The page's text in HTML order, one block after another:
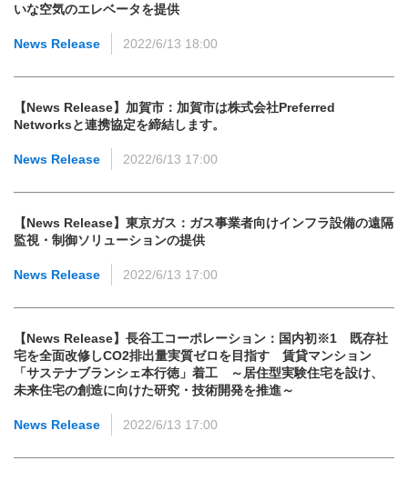
いな空気のエレベータを提供
News Release 2022/6/13 18:00
【News Release】加賀市：加賀市は株式会社Preferred
Networksと連携協定を締結します。
News Release 2022/6/13 17:00
【News Release】東京ガス：ガス事業者向けインフラ設備の遠隔
監視・制御ソリューションの提供
News Release 2022/6/13 17:00
【News Release】長谷工コーポレーション：国内初※1 既存社
宅を全面改修しCO2排出量実質ゼロを目指す 賃貸マンション
「サステナブランシェ本行徳」着工 ～居住型実験住宅を設け、
未来住宅の創造に向けた研究・技術開発を推進～
News Release 2022/6/13 17:00